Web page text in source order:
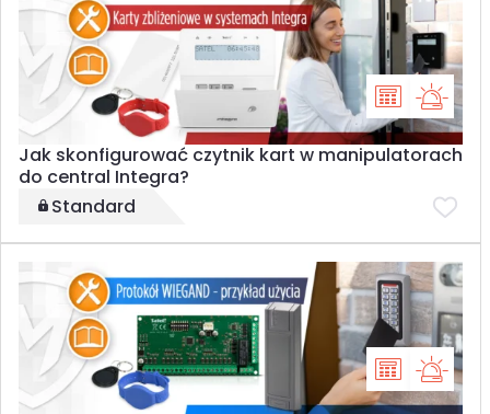
Jak skonfigurować czytnik kart w manipulatorach
do central Integra?
Standard